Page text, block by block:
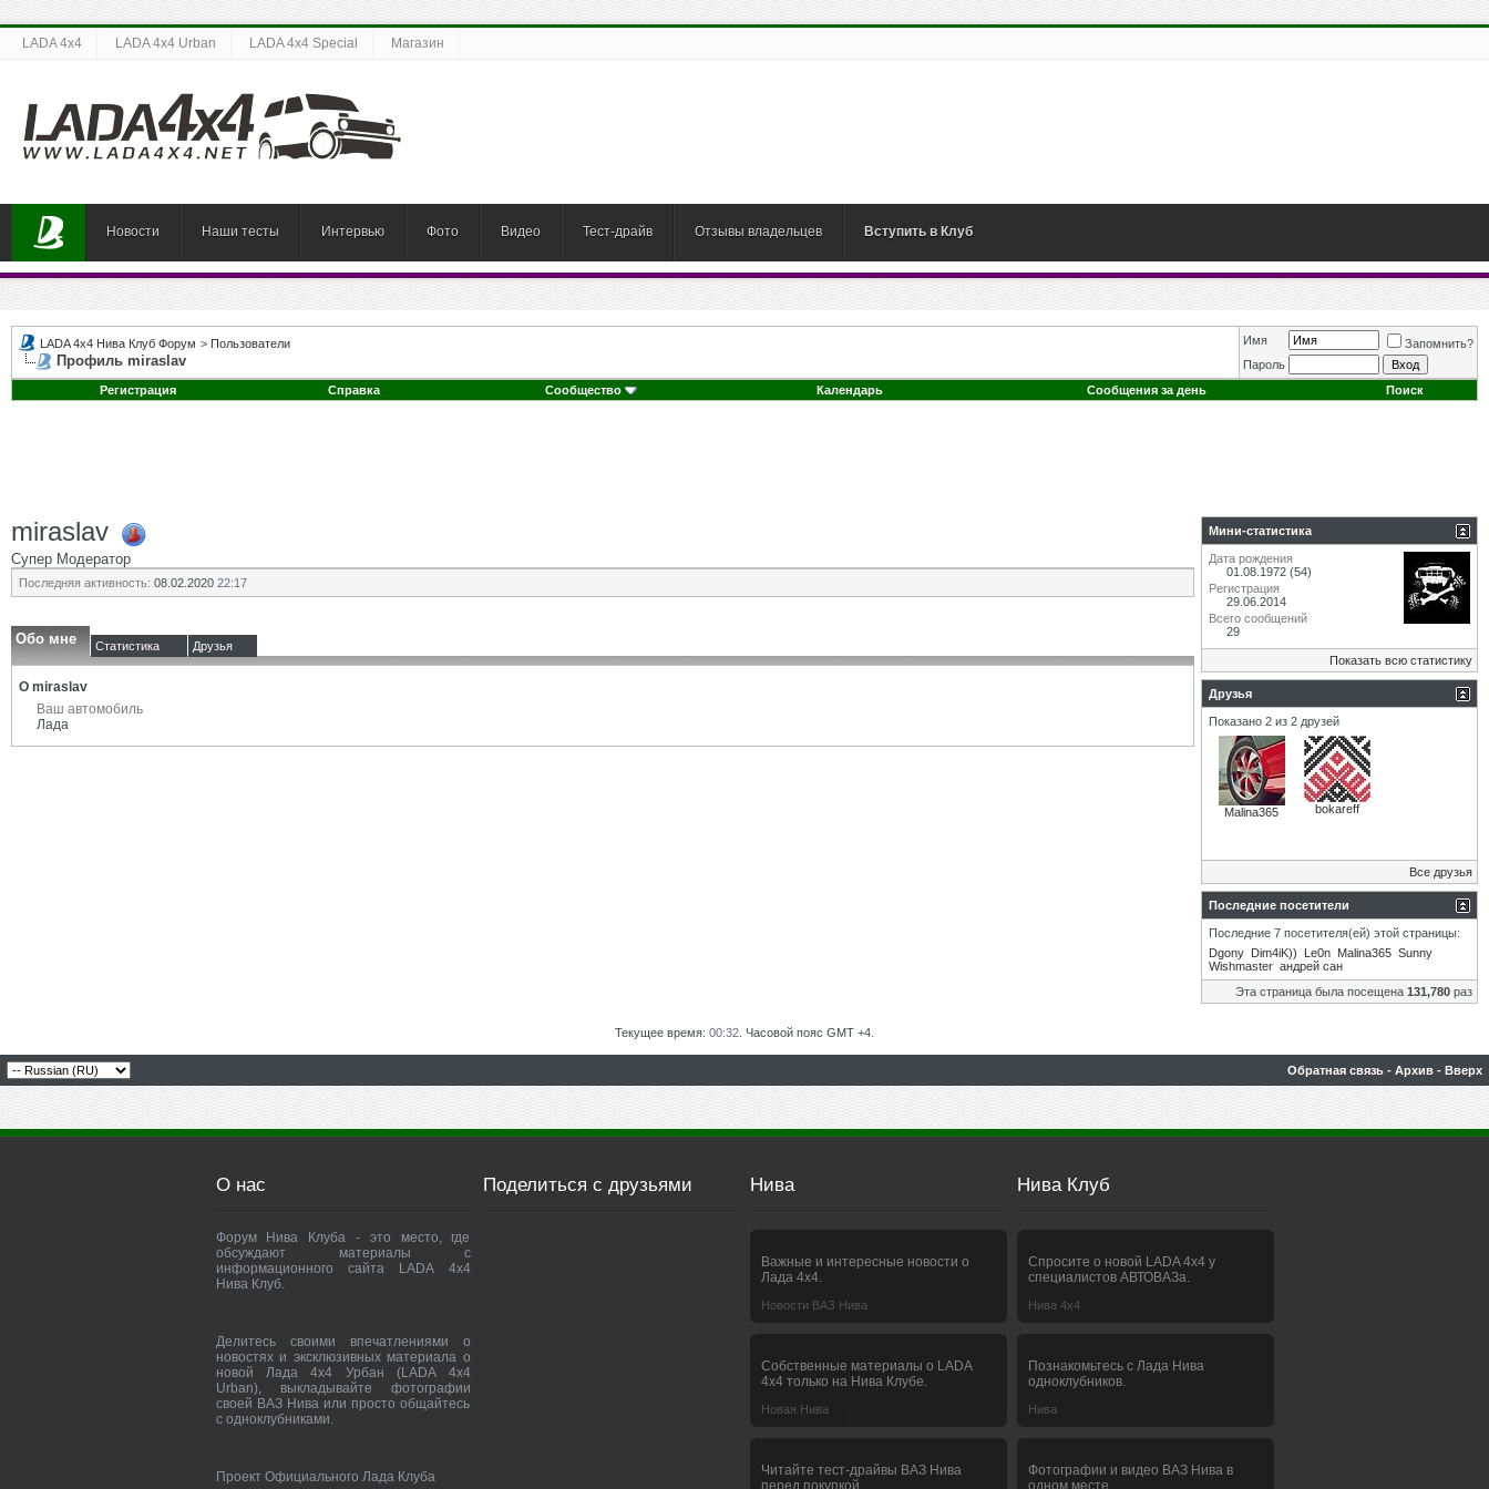
LADA 4x4 LADA 4x4 Urban LADA 4x4 Special Магазин
Новости Наши тесты Интервью Фото Видео Тест-драйв Отзывы владельцев Вступить в Клуб
LADA 4x4 Нива Клуб Форум > Пользователи
Профиль miraslav
Имя
Запомнить?
Пароль
Регистрация
Справка Сообщество Календарь Сообщения за день Поиск
miraslav
Супер Модератор
Последняя активность: 08.02.2020 22:17
Обо мне Статистика Друзья
О miraslav
Ваш автомобиль
Лада
Мини-статистика
Дата рождения
01.08.1972 (54)
Регистрация
29.06.2014
Всего сообщений
29
Показать всю статистику
Друзья
Показано 2 из 2 друзей
Malina365 bokareff
Все друзья
Последние посетители
Последние 7 посетителя(ей) этой страницы:
Dgony Dim4iK)) Le0n Malina365 Sunny
Wishmaster андрей сан
Эта страница была посещена 131,780 раз
Текущее время: 00:32 . Часовой пояс GMT +4.
Обратная связь - Архив - Вверх
О нас
Форум Нива Клуба - это место, где
обсуждают материалы с
информационного сайта LADA 4x4
Нива Клуб.
Делитесь своими впечатлениями о
новостях и эксклюзивных материала о
новой Лада 4х4 Урбан (LADA 4x4
Urban), выкладывайте фотографии
своей ВАЗ Нива или просто общайтесь
с одноклубниками.
Проект Официального Лада Клуба
Поделиться с друзьями Нива
Важные и интересные новости о
Лада 4х4.
Новости ВАЗ Нива
Собственные материалы о LADA
4x4 только на Нива Клубе.
Новая Нива
Читайте тест-драйвы ВАЗ Нива
перед покупкой.
Нива Клуб
Спросите о новой LADA 4x4 у
специалистов АВТОВАЗа.
Нива 4х4
Познакомьтесь с Лада Нива
одноклубников.
Нива
Фотографии и видео ВАЗ Нива в
одном месте.